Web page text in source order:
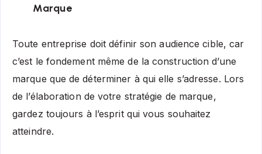
Marque
Toute entreprise doit définir son audience cible, car
c’est le fondement même de la construction d’une
marque que de déterminer à qui elle s’adresse. Lors
de l’élaboration de votre stratégie de marque,
gardez toujours à l’esprit qui vous souhaitez
atteindre.